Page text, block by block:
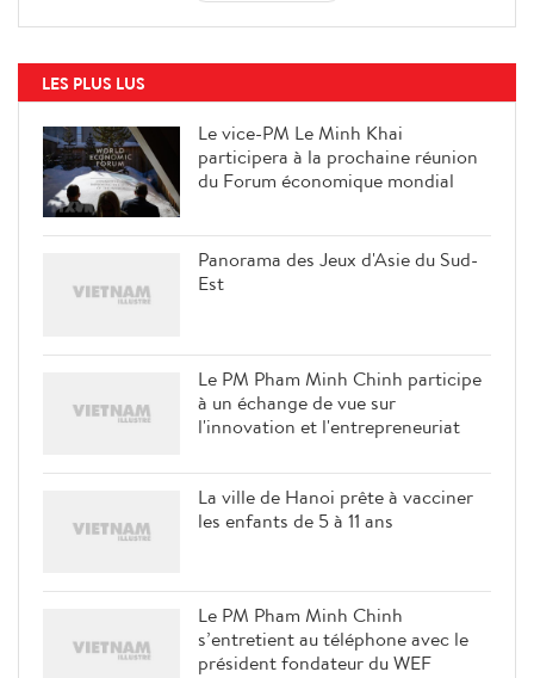
LES PLUS LUS
Le vice-PM Le Minh Khai
participera à la prochaine réunion
du Forum économique mondial
Panorama des Jeux d'Asie du Sud-
Est
Le PM Pham Minh Chinh participe
à un échange de vue sur
l'innovation et l'entrepreneuriat
La ville de Hanoi prête à vacciner
les enfants de 5 à 11 ans
Le PM Pham Minh Chinh
s’entretient au téléphone avec le
président fondateur du WEF